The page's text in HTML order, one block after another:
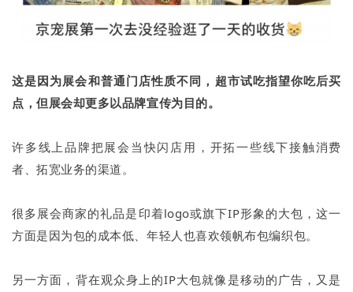
这是因为展会和普通门店性质不同，超市试吃指望你吃后买
点，但展会却更多以品牌宣传为目的。
许多线上品牌把展会当快闪店用，开拓一些线下接触消费
者、拓宽业务的渠道。
很多展会商家的礼品是印着logo或旗下IP形象的大包，这一
方面是因为包的成本低、年轻人也喜欢领帆布包编织包。
另一方面，背在观众身上的IP大包就像是移动的广告，又是